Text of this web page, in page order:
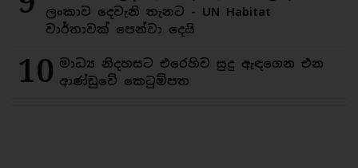
ලංකාව දෙවැනි තැනට - UN Habitat
වාර්තාවක් පෙන්වා දෙයි
10 මාධ්‍ය නිදහසට එරෙහිව සුදු ඇඳගෙන එන
ආණ්ඩුවේ කෙටුම්පත